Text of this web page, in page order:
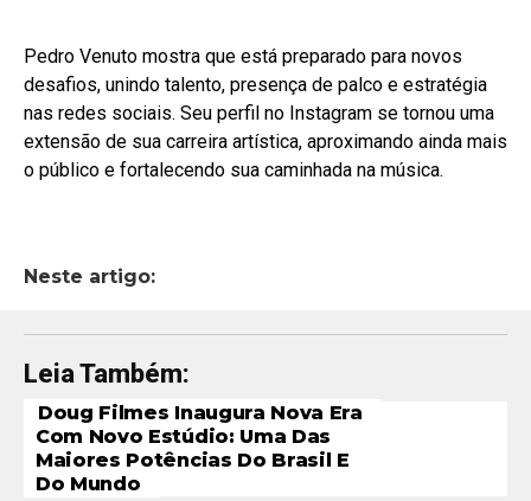
Pedro Venuto mostra que está preparado para novos
desafios, unindo talento, presença de palco e estratégia
nas redes sociais. Seu perfil no Instagram se tornou uma
extensão de sua carreira artística, aproximando ainda mais
o público e fortalecendo sua caminhada na música.
Neste artigo:
Leia Também:
Doug Filmes Inaugura Nova Era
Com Novo Estúdio: Uma Das
Maiores Potências Do Brasil E
Do Mundo